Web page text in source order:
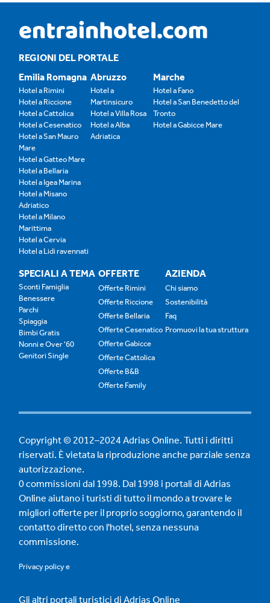
REGIONI DEL PORTALE
Emilia Romagna
Hotel a Rimini
Hotel a Riccione
Hotel a Cattolica
Hotel a Cesenatico
Hotel a San Mauro
Mare
Hotel a Gatteo Mare
Hotel a Bellaria
Hotel a Igea Marina
Hotel a Misano
Adriatico
Hotel a Milano
Marittima
Hotel a Cervia
Hotel a Lidi ravennati
Abruzzo
Hotel a
Martinsicuro
Hotel a Villa Rosa
Hotel a Alba
Adriatica
Marche
Hotel a Fano
Hotel a San Benedetto del
Tronto
Hotel a Gabicce Mare
SPECIALI A TEMA
Sconti Famiglia
Benessere
Parchi
Spiaggia
Bimbi Gratis
Nonni e Over '60
Genitori Single
OFFERTE
Offerte Rimini
Offerte Riccione
Offerte Bellaria
Offerte Cesenatico
Offerte Gabicce
Offerte Cattolica
Offerte B&B
Offerte Family
AZIENDA
Chi siamo
Sostenibilità
Faq
Promuovi la tua struttura
Copyright © 2012–2024 Adrias Online. Tutti i diritti
riservati. È vietata la riproduzione anche parziale senza
autorizzazione.
0 commissioni dal 1998. Dal 1998 i portali di Adrias
Online aiutano i turisti di tutto il mondo a trovare le
migliori offerte per il proprio soggiorno, garantendo il
contatto diretto con l'hotel, senza nessuna
commissione.
Privacy policye
Gli altri portali turistici di Adrias Online